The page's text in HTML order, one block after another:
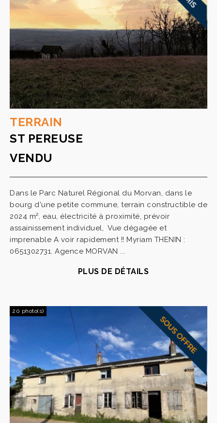
TERRAIN
ST PEREUSE
VENDU
Dans le Parc Naturel Régional du Morvan, dans le
bourg d'une petite commune, terrain constructible de
2024 m², eau, électricité à proximité, prévoir
assainissement individuel, Vue dégagée et
imprenable A voir rapidement !! Myriam THENIN :
0651302731. Agence MORVAN ...
PLUS DE DÉTAILS
20 photo(s)